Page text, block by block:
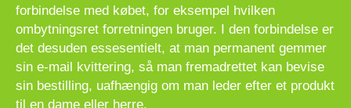
forbindelse med købet, for eksempel hvilken
ombytningsret forretningen bruger. I den forbindelse er
det desuden essesentielt, at man permanent gemmer
sin e-mail kvittering, så man fremadrettet kan bevise
sin bestilling, uafhængig om man leder efter et produkt
til en dame eller herre.